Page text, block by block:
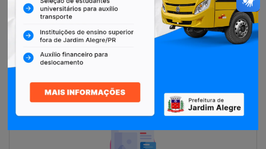
Restituição de Contribuintes